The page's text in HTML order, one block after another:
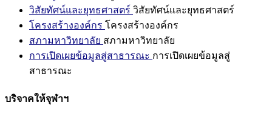
วิสัยทัศน์และยุทธศาสตร์ วิสัยทัศน์และยุทธศาสตร์
โครงสร้างองค์กร โครงสร้างองค์กร
สภามหาวิทยาลัย สภามหาวิทยาลัย
การเปิดเผยข้อมูลสู่สาธารณะ การเปิดเผยข้อมูลสู่
สาธารณะ
บริจาคให้จุฬาฯ